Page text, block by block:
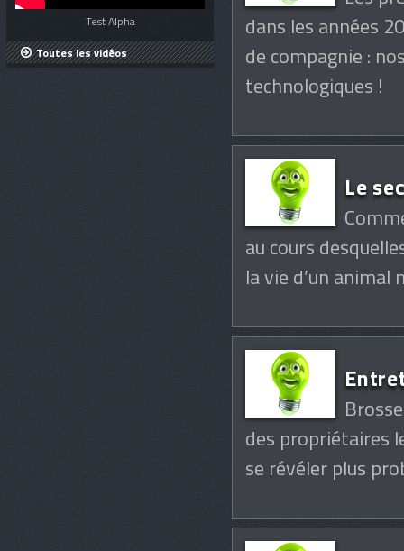
Test Alpha
Toutes les vidéos
dans les années
de compagnie :
technologiques !
Le
au cours
la vie d’un
des propriétaires
se révéler plus